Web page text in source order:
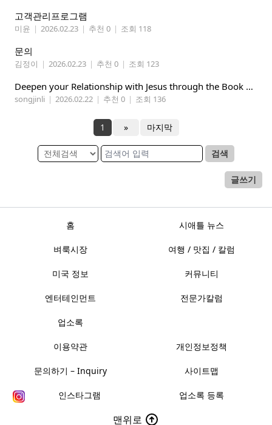
고객관리프로그램
미윤 | 2026.02.23 | 추천 0 | 조회 118
문의
김정이 | 2026.02.23 | 추천 0 | 조회 123
Deepen your Relationship with Jesus through the Book of Mormon
songjinli | 2026.02.22 | 추천 0 | 조회 136
1 » 마지막
검색
글쓰기
홈 시애틀 뉴스
벼룩시장 여행 / 맛집 / 칼럼
미국 정보 커뮤니티
엔터테인먼트 전문가칼럼
업소록
이용약관 개인정보정책
문의하기 – Inquiry 사이트맵
인스타그램 업소록 등록
맨위로